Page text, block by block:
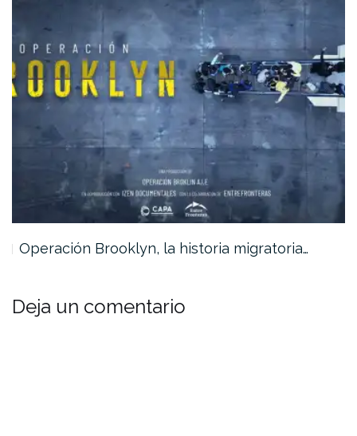
Operación Brooklyn, la historia migratoria…
Deja un comentario